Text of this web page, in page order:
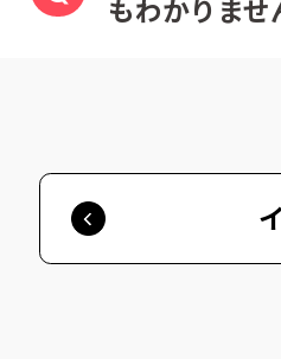
もわかりま